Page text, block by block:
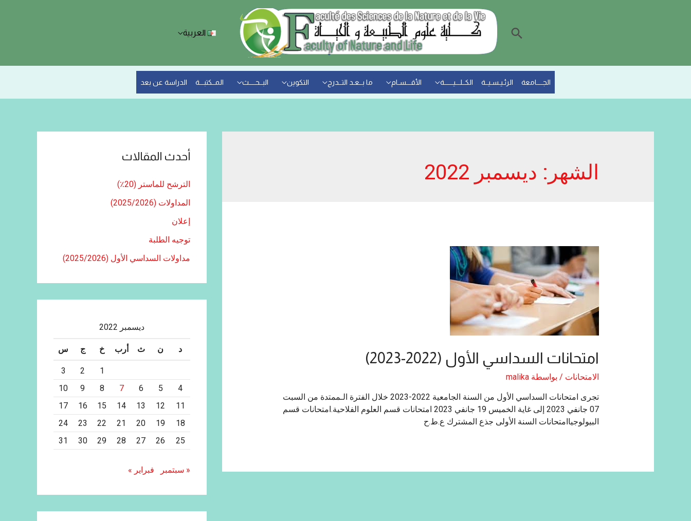
البحث العربية
الجــــامعة الرئـيـسـيــة الكــلـــيــــــة الأقـــسـام ما بــعـد التــدرج التكوين البــحــــث المــكتبـــة الدراسة عن بعد
الشهر: ديسمبر 2022
امتحانات السداسي الأول (2022-2023)
الامتحانات / بواسطة malika
تجرى امتحانات السداسي الأول من السنة الجامعية 2022-2023 خلال الفترة الـممتدة من السبت
07 جانفي 2023 إلى غاية الخميس 19 جانفي 2023 امتحانات قسم العلوم الفلاحية.امتحانات قسم
البيولوجياامتحانات السنة الأولى جذع المشترك ع.ط.ح
أحدث المقالات
الترشح للماستر (20٪)
المداولات (2025/2026)
إعلان
توجيه الطلبة
مداولات السداسي الأول (2025/2026)
ديسمبر 2022
د ن ث أرب خ ج س
1
2
3
4
5
6
7
8
9
10
11
12
13
14
15
16
17
18
19
20
21
22
23
24
25
26
27
28
29
30
31
« سبتمبر فبراير »